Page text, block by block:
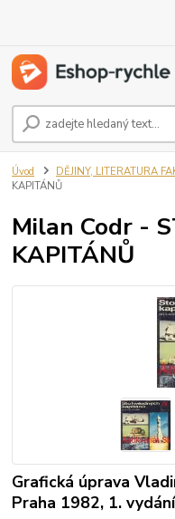
Úvod DĚJINY, LITERATURA
KAPITÁNŮ
Milan Codr -
KAPITÁNŮ
Grafická úprava
Praha 1982, 1.